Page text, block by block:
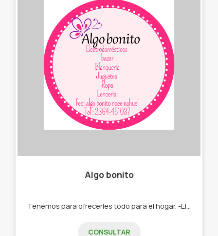
Algo bonito
CONSULTAR